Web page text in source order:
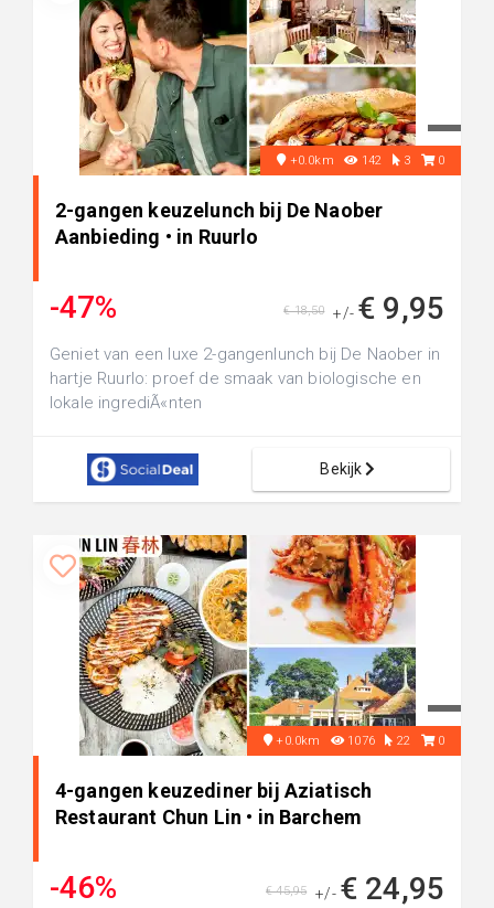
+0.0km 142 3 0
2-gangen keuzelunch bij De Naober
Aanbieding • in Ruurlo
-47% +/- € 9,95
€ 18,50
Geniet van een luxe 2-gangenlunch bij De Naober in
hartje Ruurlo: proef de smaak van biologische en
lokale ingrediÃ«nten
Bekijk
+0.0km 1076 22 0
4-gangen keuzediner bij Aziatisch
Restaurant Chun Lin • in Barchem
-46% +/- € 24,95
€ 45,95